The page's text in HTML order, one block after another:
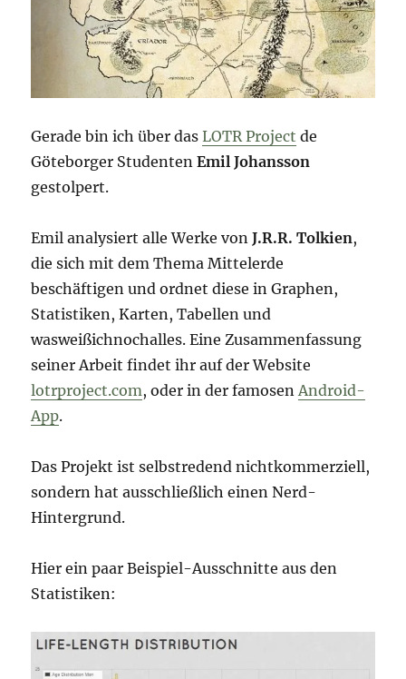
Gerade bin ich über dasLOTR Project de
Göteborger StudentenEmil Johansson
gestolpert.
Emil analysiert alle Werke vonJ.R.R. Tolkien,
die sich mit dem Thema Mittelerde
beschäftigen und ordnet diese in Graphen,
Statistiken, Karten, Tabellen und
wasweißichnochalles. Eine Zusammenfassung
seiner Arbeit findet ihr auf der Website
lotrproject.com, oder in der famosenAndroid-
App.
Das Projekt ist selbstredend nichtkommerziell,
sondern hat ausschließlich einen Nerd-
Hintergrund.
Hier ein paar Beispiel-Ausschnitte aus den
Statistiken: